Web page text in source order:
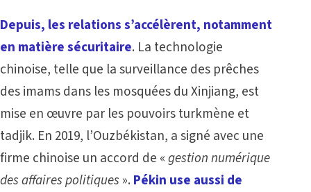
Depuis, les relations s’accélèrent, notamment
en matière sécuritaire. La technologie
chinoise, telle que la surveillance des prêches
des imams dans les mosquées du Xinjiang, est
mise en œuvre par les pouvoirs turkmène et
tadjik. En 2019, l’Ouzbékistan, a signé avec une
firme chinoise un accord de «gestion numérique
des affaires politiques ». Pékin use aussi de